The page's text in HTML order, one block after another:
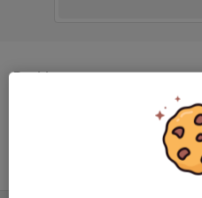
Position
-
14 år